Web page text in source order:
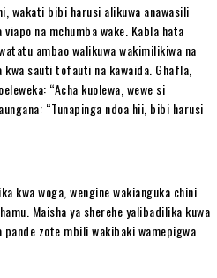
wakati bibi harusi alikuwa anawasili
na mchumba wake. Kabla hata
ambao walikuwa wakimilikiwa na
sauti tofauti na kawaida. Ghafla,
“Acha kuolewa, wewe si
“Tunapinga ndoa hii, bibi harusi
kwa woga, wengine wakianguka chini
Maisha ya sherehe yalibadilika kuwa
zote mbili wakibaki wamepigwa